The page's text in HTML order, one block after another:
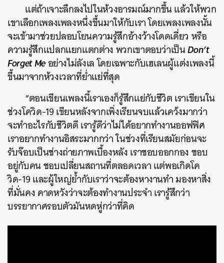
แต่ถ้าเจาะลึกลงไปในห้วงอารมณ์มากขึ้น แล้วให้พวก
เขาเลือกเพลงเพลงหนึ่งขึ้นมาให้กับเรา โดยเพลงเพลงนั้น
จะเข้ามาช่วยปลอบโยนความรู้สึกอ้างว้างโดดเดี่ยว หรือ
ความรู้สึกแปลกแยกแตกต่าง พวกเขาตอบว่าเป็นDon’t
Forget Meอย่างไม่ลังเล โดยเฉพาะกับเฮเลนผู้แต่งเพลงนี้
ขึ้นมาจากห้วงเวลาที่ย่ำแย่ที่สุด
“ตอนเขียนเพลงนี้เราเองก็รู้สึกแย่กับชีวิต เราเขียนใน
ช่วงโควิด-19 เขียนหลังจากเพิ่งเรียนจบแล้วเคว้งมากว่า
จะทำอะไรกับชีวิตดี เรารู้ดีว่าไม่ได้อยากทำงานออฟฟิศ
เราอยากทำงานอิสระมากกว่า ในช่วงที่เรียนสมัยก่อนจะ
รับจ๊อบเป็นช่างถ่ายภาพเบื้องหลัง เราชอบออกกอง ชอบ
อยู่กับคน ชอบเปลี่ยนสถานที่ตลอดเวลา แต่พอเกิดโค
วิด-19 และผู้ใหญ่ย้ำกับเราว่าจะต้องหางานทำ มองหาสิ่ง
ที่มั่นคง คาดหวังว่าจะต้องทำงานประจำ เรารู้สึกว่า
บรรยากาศรอบตัวมันหดหู่กว่าที่คิด